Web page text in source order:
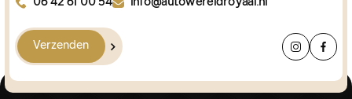
06 42 61 00 54 info@autowereldroyaal.nl
Verzenden